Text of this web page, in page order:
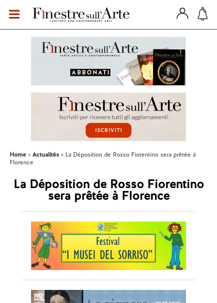
Home Actualités
La Déposition de Rosso Fiorentino sera prêtée à
Florence
La Déposition de Rosso Fiorentino
sera prêtée à Florence